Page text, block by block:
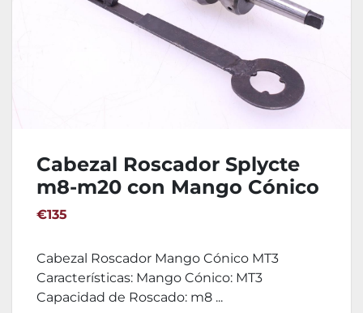
Cabezal Roscador Splycte
m8-m20 con Mango Cónico
MT3
€135
Cabezal Roscador Mango Cónico MT3
Características: Mango Cónico: MT3
Capacidad de Roscado: m8 ...